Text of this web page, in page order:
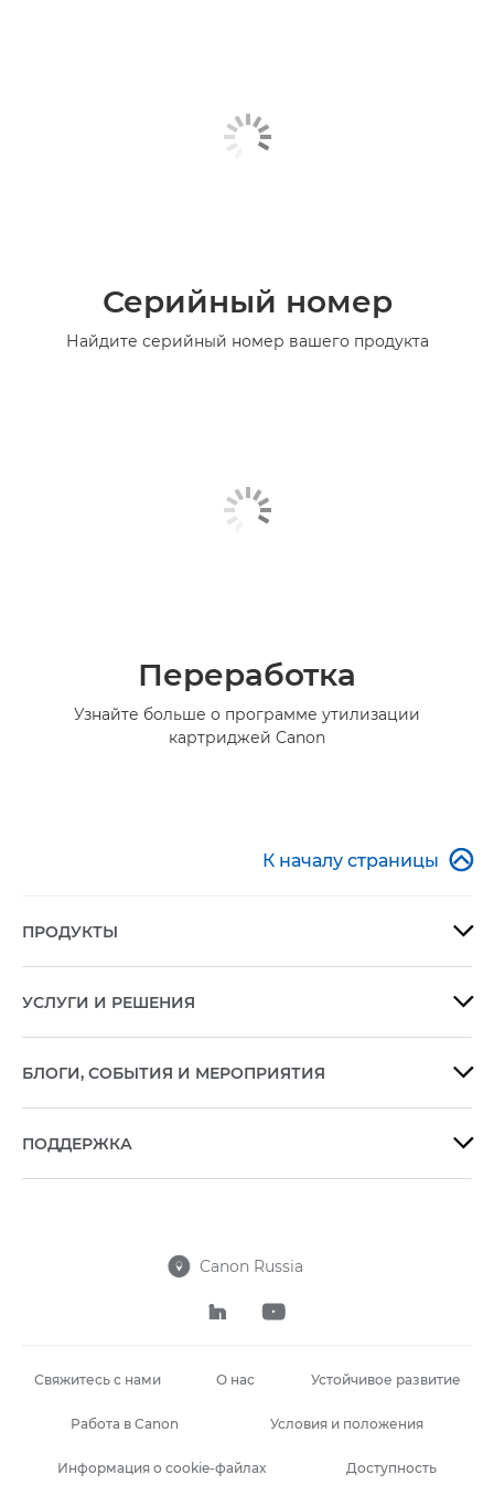
Серийный номер
Найдите серийный номер вашего продукта
Переработка
Узнайте больше о программе утилизации
картриджей Canon
К началу страницы 
ПРОДУКТЫ 
УСЛУГИ И РЕШЕНИЯ 
БЛОГИ, СОБЫТИЯ И МЕРОПРИЯТИЯ 
ПОДДЕРЖКА 
 Canon Russia
 
Свяжитесь с нами О нас Устойчивое развитие
Работа в Canon Условия и положения
Информация о cookie-файлах Доступность